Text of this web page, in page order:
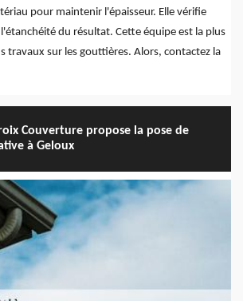
pour maintenir l'épaisseur. Elle vérifie
du résultat. Cette équipe est la plus
travaux sur les gouttières. Alors, contactez la
Couverture propose la pose de
à Geloux